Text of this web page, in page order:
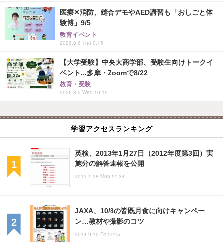
医療✕消防、縫合デモやAED講習も「おしごと体
験博」9/5
教育イベント
2026.8.6 Thu 0:15
【大学受験】中央大商学部、受験生向けトークイ
ベント...多摩・Zoomで8/22
教育・受験
2026.8.5 Wed 16:15
学習アクセスランキング
英検、2013年1月27日（2012年度第3回）実
施分の解答速報を公開
2013.1.28 Mon 14:34
JAXA、10/8の皆既月食に向けキャンペー
ン…教材や撮影のコツ
2014.9.12 Fri 12:45